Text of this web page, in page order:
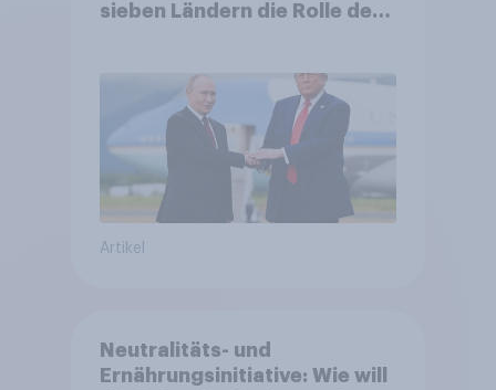
sieben Ländern die Rolle der
Bedrohungen und Bündnisse
bewerten
Artikel
Neutralitäts- und
Ernährungsinitiative: Wie will